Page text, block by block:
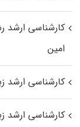
کارشناسی ارشد
اﻣﻴﻦ
کارشناسی ارشد
کارشناسی ارشد